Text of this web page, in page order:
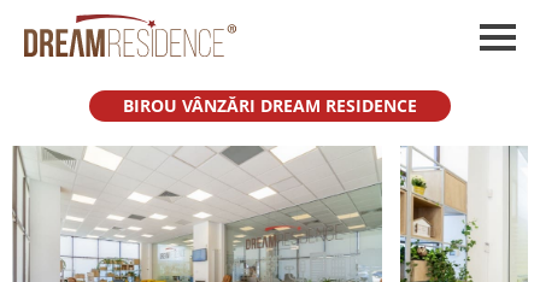
BIROU VÂNZĂRI DREAM RESIDENCE